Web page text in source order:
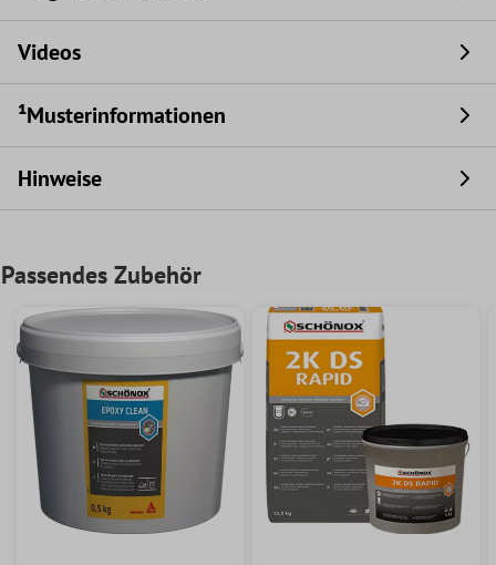
Videos
¹Musterinformationen
Hinweise
Passendes Zubehör